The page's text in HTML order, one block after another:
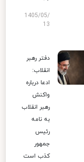
1405/05/
13
دفتر رهبر
انقلاب:
ادعا درباره
واکنش
رهبر انقلاب
به نامه
رئیس
جمهور
کذب است